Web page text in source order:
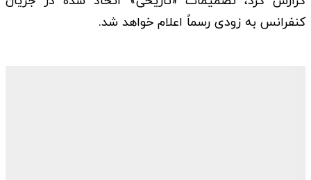
کنفرانس به زودی رسماً اعلام خواهد شد.